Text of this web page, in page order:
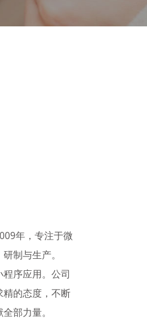
年，专注于微
制与生产。
序应用。公司
的态度，不断
部力量。